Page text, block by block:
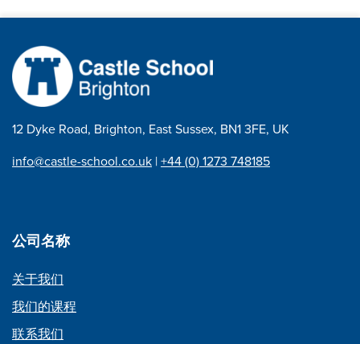
12 Dyke Road, Brighton, East Sussex, BN1 3FE, UK
info@castle-school.co.uk |+44 (0) 1273 748185
公司名称
关于我们
我们的课程
联系我们